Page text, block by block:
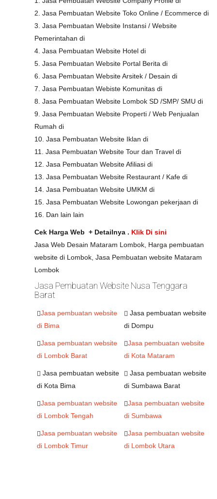
2. Jasa Pembuatan Website Toko Online / Ecommerce di
3. Jasa Pembuatan Website Instansi / Website
Pemerintahan di
4. Jasa Pembuatan Website Hotel di
5. Jasa Pembuatan Website Portal Berita di
6. Jasa Pembuatan Website Arsitek / Desain di
7. Jasa Pembuatan Webiste Komunitas di
8. Jasa Pembuatan Website Lombok SD /SMP/ SMU di
9. Jasa Pembuatan Website Properti / Web Penjualan
Rumah di
10. Jasa Pembuatan Website Iklan di
11. Jasa Pembuatan Website Tour dan Travel di
12. Jasa Pembuatan Website Afiliasi di
13. Jasa Pembuatan Website Restaurant / Kafe di
14. Jasa Pembuatan Website UMKM di
15. Jasa Pembuatan Website Lowongan pekerjaan di
16. Dan lain lain
Cek Harga Web + Detailnya . Klik Di sini
Jasa Web Desain Mataram Lombok, Harga pembuatan
website di Lombok, Jasa Pembuatan website Mataram
Lombok
Jasa Pembuatan Website Nusa Tenggara
Barat
Jasa pembuatan website
di Bima
Jasa pembuatan website
di Dompu
Jasa pembuatan website
di Lombok Barat
Jasa pembuatan website
di Kota Mataram
Jasa pembuatan website
di Kota Bima
Jasa pembuatan website
di Sumbawa Barat
Jasa pembuatan website
di Lombok Tengah
Jasa pembuatan website
di Sumbawa
Jasa pembuatan website
di Lombok Timur
Jasa pembuatan website
di Lombok Utara